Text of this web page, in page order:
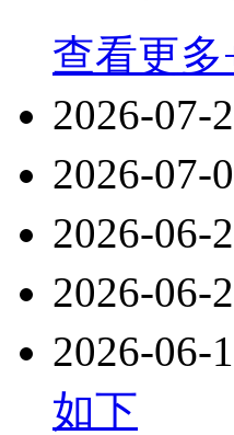
查看更多
2026-07-
2026-07-
2026-06-
2026-06-
2026-06-
如下